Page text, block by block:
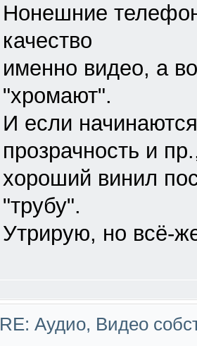
Нонешние
качество
именно видео, а
"хромают".
И если
прозрачность и
хороший винил
"трубу".
Утрирую, но всё-
RE: Аудио, Видео